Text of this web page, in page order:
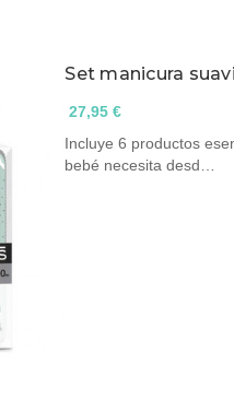
Set manicura
27,95 €
Incluye 6 productos
bebé necesita desd…